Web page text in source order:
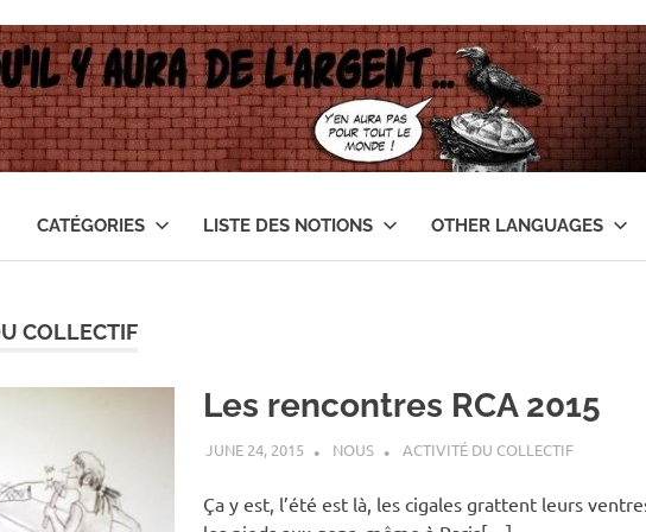
CATÉGORIES LISTE DES NOTIONS OTHER LANGUAGES
COLLECTIF
Les rencontres RCA 2015
JUNE 24, 2015 NOUS ACTIVITÉ DU COLLECTIF
Ça y est, l’été est là, les cigales grattent leurs